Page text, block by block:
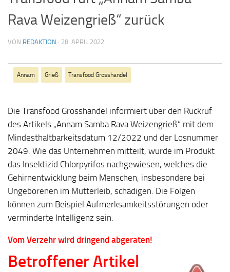
Rava Weizengrieß“ zurück
VON REDAKTION · 28. APRIL 2022
Annam Grieß Transfood Grosshandel
Die Transfood Grosshandel informiert über den Rückruf
des Artikels „Annam Samba Rava Weizengrieß“ mit dem
Mindesthaltbarkeitsdatum 12/2022 und der Losnummer
2049. Wie das Unternehmen mitteilt, wurde im Produkt
das Insektizid Chlorpyrifos nachgewiesen, welches die
Gehirnentwicklung beim Menschen, insbesondere bei
Ungeborenen im Mutterleib, schädigen. Die Folgen
können zum Beispiel Aufmerksamkeitsstörungen oder
verminderte Intelligenz sein.
Vom Verzehr wird dringend abgeraten!
Betroffener Artikel